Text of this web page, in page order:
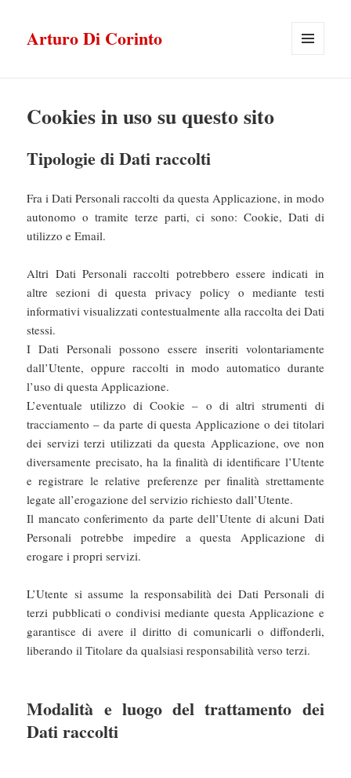
Arturo Di Corinto
Cookies in uso su questo sito
Tipologie di Dati raccolti
Fra i Dati Personali raccolti da questa Applicazione, in modo
autonomo o tramite terze parti, ci sono: Cookie, Dati di
utilizzo e Email.
Altri Dati Personali raccolti potrebbero essere indicati in
altre sezioni di questa privacy policy o mediante testi
informativi visualizzati contestualmente alla raccolta dei Dati
stessi.
I Dati Personali possono essere inseriti volontariamente
dall’Utente, oppure raccolti in modo automatico durante
l’uso di questa Applicazione.
L’eventuale utilizzo di Cookie – o di altri strumenti di
tracciamento – da parte di questa Applicazione o dei titolari
dei servizi terzi utilizzati da questa Applicazione, ove non
diversamente precisato, ha la finalità di identificare l’Utente
e registrare le relative preferenze per finalità strettamente
legate all’erogazione del servizio richiesto dall’Utente.
Il mancato conferimento da parte dell’Utente di alcuni Dati
Personali potrebbe impedire a questa Applicazione di
erogare i propri servizi.
L’Utente si assume la responsabilità dei Dati Personali di
terzi pubblicati o condivisi mediante questa Applicazione e
garantisce di avere il diritto di comunicarli o diffonderli,
liberando il Titolare da qualsiasi responsabilità verso terzi.
Modalità e luogo del trattamento dei
Dati raccolti